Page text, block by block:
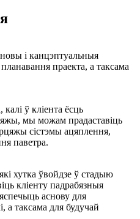
і канцэптуальныя
праекта, а таксама
ў кліента ёсць
мы можам прадаставіць
сістэмы ацяплення,
паветра.
хутка ўвойдзе ў стадыю
кліенту падрабязныя
аснову для
а таксама для будучай